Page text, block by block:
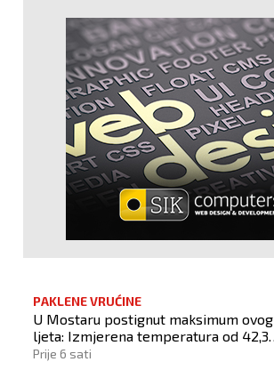
PAKLENE VRUĆINE
U Mostaru postignut maksimum ovog
ljeta: Izmjerena temperatura od 42,3
stupnja Celzijeva
Prije 6 sati